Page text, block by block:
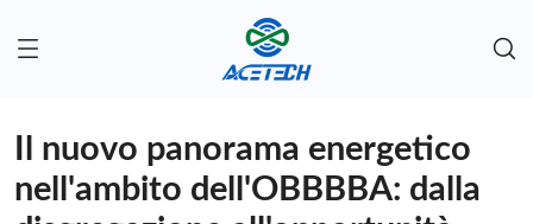
Il nuovo panorama energetico
nell'ambito dell'OBBBBA: dalla